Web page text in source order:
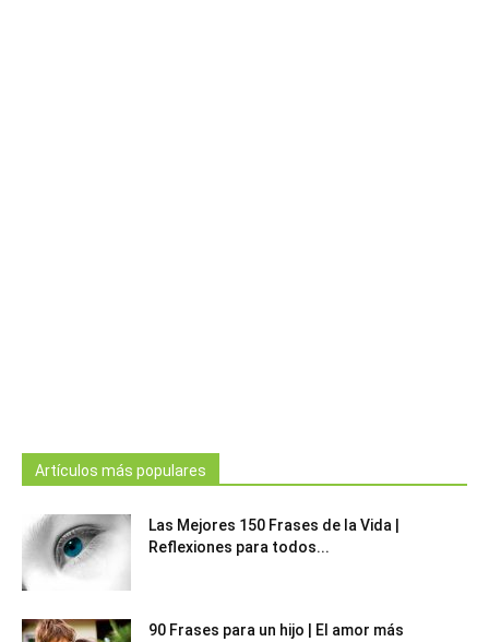
Artículos más populares
Las Mejores 150 Frases de la Vida |
Reflexiones para todos...
90 Frases para un hijo | El amor más